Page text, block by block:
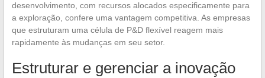
desenvolvimento, com recursos alocados especificamente para
a exploração, confere uma vantagem competitiva. As empresas
que estruturam uma célula de P&D flexível reagem mais
rapidamente às mudanças em seu setor.
Estruturar e gerenciar a inovação